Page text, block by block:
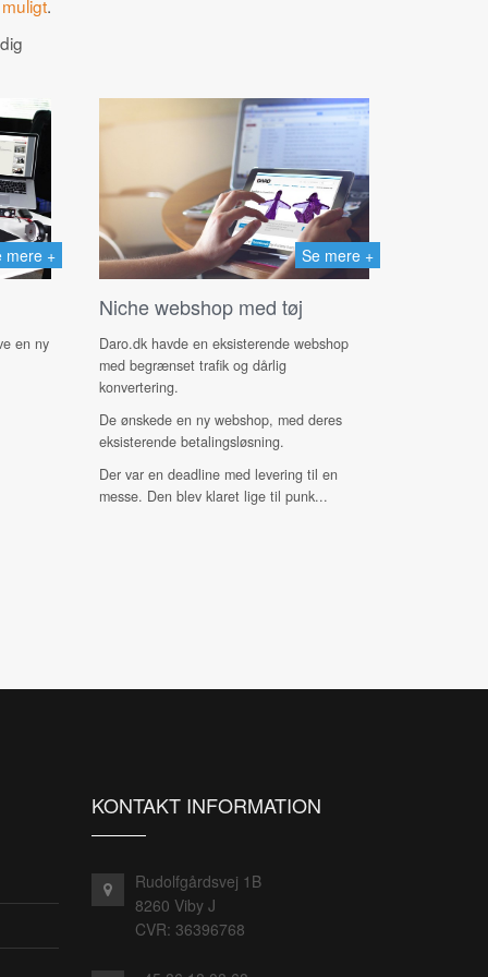
.
mere +
en ny
Se mere +
Niche webshop med tøj
Daro.dk havde en eksisterende webshop
med begrænset trafik og dårlig
konvertering.
De ønskede en ny webshop, med deres
eksisterende betalingsløsning.
Der var en deadline med levering til en
messe. Den blev klaret lige til punk...
KONTAKT INFORMATION
Rudolfgårdsvej 1B
8260 Viby J
CVR: 36396768